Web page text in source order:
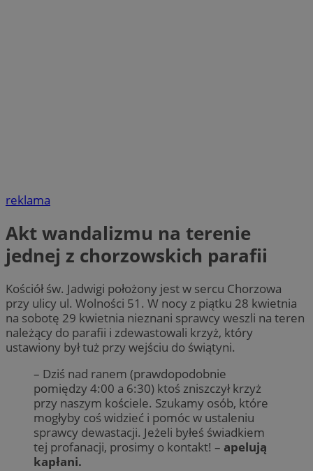
reklama
Akt wandalizmu na terenie
jednej z chorzowskich parafii
Kościół św. Jadwigi położony jest w sercu Chorzowa
przy ulicy ul. Wolności 51. W nocy z piątku 28 kwietnia
na sobotę 29 kwietnia nieznani sprawcy weszli na teren
należący do parafii i zdewastowali krzyż, który
ustawiony był tuż przy wejściu do świątyni.
– Dziś nad ranem (prawdopodobnie
pomiędzy 4:00 a 6:30) ktoś zniszczył krzyż
przy naszym kościele. Szukamy osób, które
mogłyby coś widzieć i pomóc w ustaleniu
sprawcy dewastacji. Jeżeli byłeś świadkiem
tej profanacji, prosimy o kontakt! – apelują
kapłani.